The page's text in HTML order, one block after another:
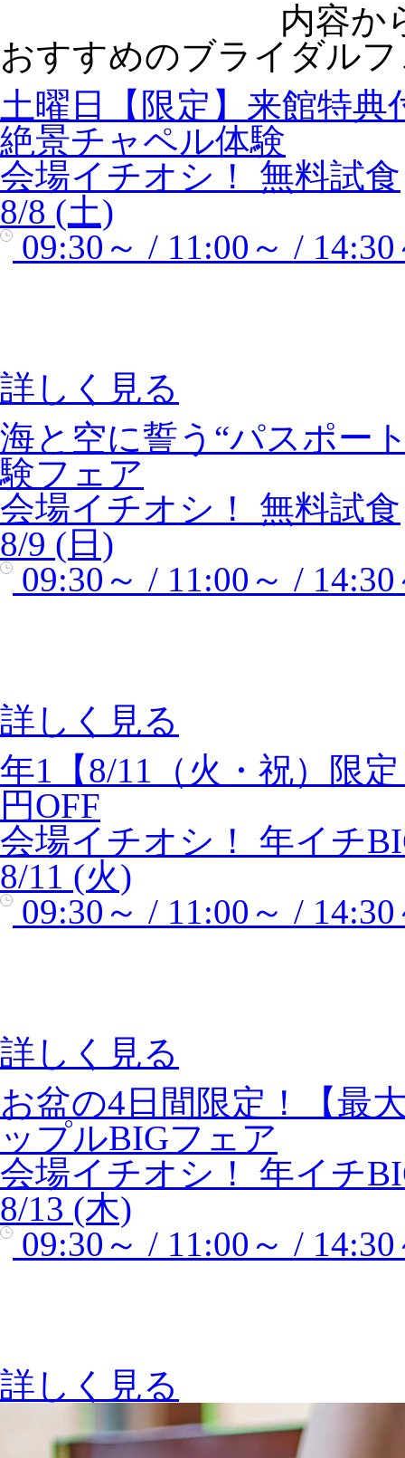
内容か
おすすめのブライダル
土曜日【限定】来館特
絶景チャペル体験
会場イチオシ！
無料試食
8/8 (土)
09:30～ / 11:00～ /
詳しく見る
海と空に誓う“パスポー
験フェア
会場イチオシ！
無料試食
8/9 (日)
09:30～ / 11:00～ /
詳しく見る
年1【8/11（火・祝）限
円OFF
会場イチオシ！
年イチ
8/11 (火)
09:30～ / 11:00～ / 14:30
詳しく見る
お盆の4日間限定！【最
ップルBIGフェア
会場イチオシ！
年イチ
8/13 (木)
09:30～ / 11:00～ /
詳しく見る